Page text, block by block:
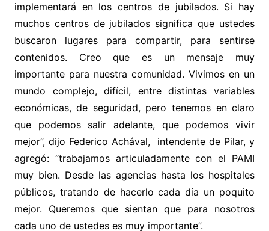
implementará en los centros de jubilados. Si hay
muchos centros de jubilados significa que ustedes
buscaron lugares para compartir, para sentirse
contenidos. Creo que es un mensaje muy
importante para nuestra comunidad. Vivimos en un
mundo complejo, difícil, entre distintas variables
económicas, de seguridad, pero tenemos en claro
que podemos salir adelante, que podemos vivir
mejor”, dijo Federico Achával, intendente de Pilar, y
agregó: “trabajamos articuladamente con el PAMI
muy bien. Desde las agencias hasta los hospitales
públicos, tratando de hacerlo cada día un poquito
mejor. Queremos que sientan que para nosotros
cada uno de ustedes es muy importante”.